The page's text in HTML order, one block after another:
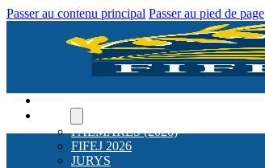
Passer au contenu principal Passer au pied de page
PALMARÈS (2026)
FIFEJ 2026
JURYS